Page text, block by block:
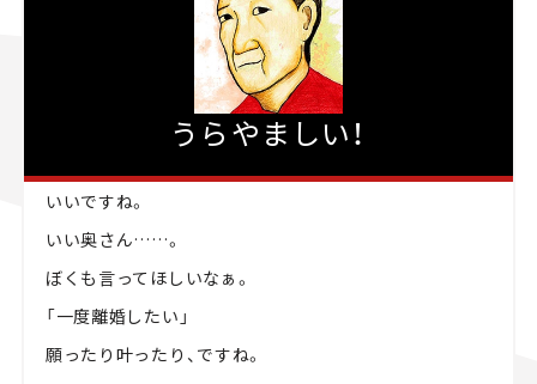
うらやましい！
いいですね。
いい奥さん……。
ぼくも言ってほしいなぁ。
「一度離婚したい」
願ったり叶ったり、ですね。